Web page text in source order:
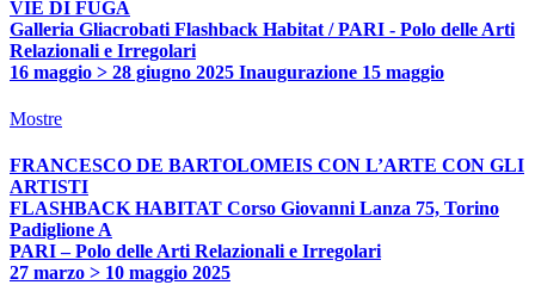
VIE DI FUGA
Galleria Gliacrobati Flashback Habitat / PARI - Polo delle Arti
Relazionali e Irregolari
16 maggio > 28 giugno 2025 Inaugurazione 15 maggio
Mostre
FRANCESCO DE BARTOLOMEIS CON L’ARTE CON GLI
ARTISTI
FLASHBACK HABITAT Corso Giovanni Lanza 75, Torino
Padiglione A
PARI – Polo delle Arti Relazionali e Irregolari
27 marzo > 10 maggio 2025